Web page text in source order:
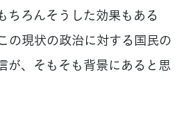
ちろんそうした効果もある
の現状の政治に対する国民の
が、そもそも背景にあると思